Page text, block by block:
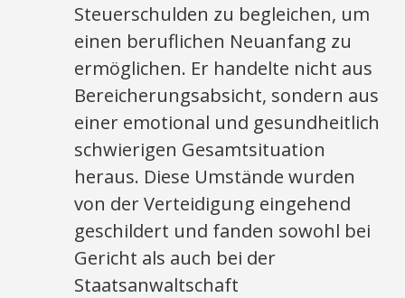
Steuerschulden zu begleichen, um
einen beruflichen Neuanfang zu
ermöglichen. Er handelte nicht aus
Bereicherungsabsicht, sondern aus
einer emotional und gesundheitlich
schwierigen Gesamtsituation
heraus. Diese Umstände wurden
von der Verteidigung eingehend
geschildert und fanden sowohl bei
Gericht als auch bei der
Staatsanwaltschaft